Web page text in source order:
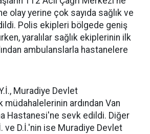
olay yerine çok sayıda sağlık ve
Polis ekipleri bölgede geniş
yaralılar sağlık ekiplerinin ilk
ambulanslarla hastanelere
Muradiye Devlet
ardından Van
Hastanesi'ne sevk edildi. Diğer
ve D.İ.'nin ise Muradiye Devlet